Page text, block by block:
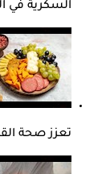
السكرية في
تعزز صحة القلب- 7 أطعمة خفيفة غنية